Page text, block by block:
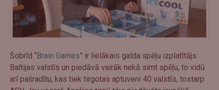
Šobrīd “Brain Games” ir lielākais galda spēļu izplatītājs
Baltijas valstīs un piedāvā vairāk nekā simt spēļu, to vidū
arī pašradītu, kas tiek tirgotas aptuveni 40 valstīs, tostarp